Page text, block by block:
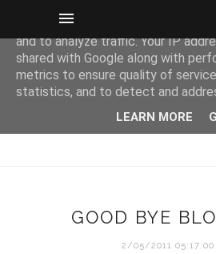
GOOD BYE
2/05/2011 05:17:00
This site uses cookies from
and to analyze traffic. Your IP
shared with Google along with
metrics to ensure quality of
statistics, and to detect and
LEARN MORE